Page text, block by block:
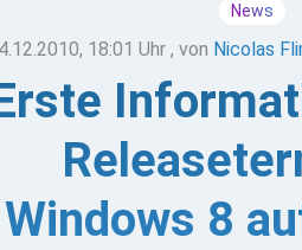
News
18:01 Uhr , von Nicolas
Windows 8